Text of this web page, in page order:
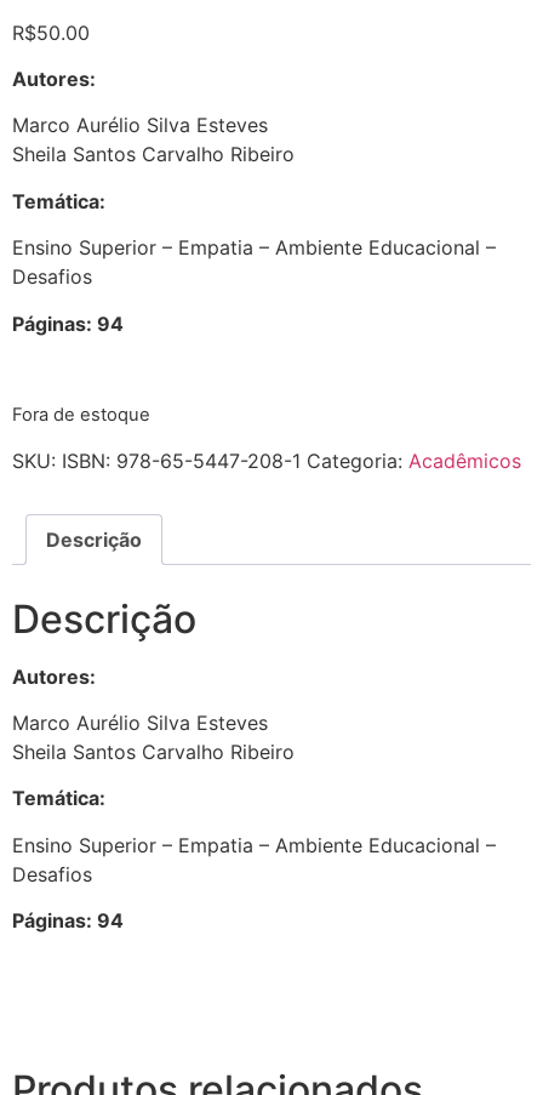
R$50.00
Autores:
Marco Aurélio Silva Esteves
Sheila Santos Carvalho Ribeiro
Temática:
Ensino Superior – Empatia – Ambiente Educacional –
Desafios
Páginas: 94
Fora de estoque
SKU: ISBN: 978-65-5447-208-1 Categoria: Acadêmicos
Descrição
Descrição
Autores:
Marco Aurélio Silva Esteves
Sheila Santos Carvalho Ribeiro
Temática:
Ensino Superior – Empatia – Ambiente Educacional –
Desafios
Páginas: 94